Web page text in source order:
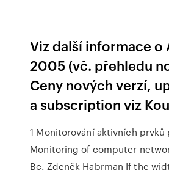
Viz další informace o
2005 (vč. přehledu
Ceny nových verzí,
a subscription viz
1 Monitorování aktivních
Monitoring of computer
Bc. Zdeněk Habrman If the